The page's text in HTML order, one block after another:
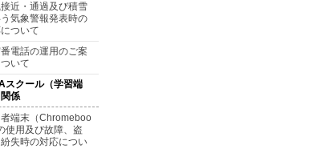
近・通過及び積雪
気象警報発表時の
ついて
電話の運用のご案
いて
スクール（学習端
係
端末（Chromeboo
使用及び故障、盗
失時の対応につい